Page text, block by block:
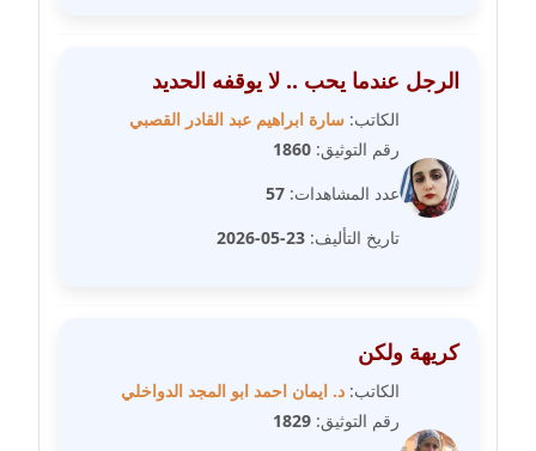
عاملة
مدونة سهير عسكر
عاملة
مدونة سوزان بهنسي
عاملة
مدونة شادي الربابعة
عاملة
الرجل عندما يحب .. لا يوقفه الحديد
الكاتب: سارة ابراهيم عبد القادر القصبي
رقم التوثيق: 1860
عدد المشاهدات: 57
تاريخ التأليف: 23-05-2026
كريهة ولكن
الكاتب: د. ايمان احمد ابو المجد الدواخلي
رقم التوثيق: 1829